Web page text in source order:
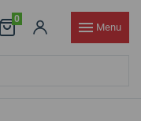
0
Menu